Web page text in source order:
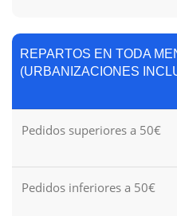
REPARTOS EN TODA
(URBANIZACIONES
Pedidos superiores a 50€
Pedidos inferiores a 50€